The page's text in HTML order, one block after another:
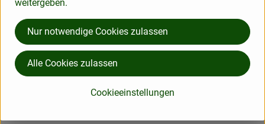
Produktinformationen
weitergeben.
Cookieeinstellungen
Nur notwendige Cookies zulassen
Alle Cookies zulassen